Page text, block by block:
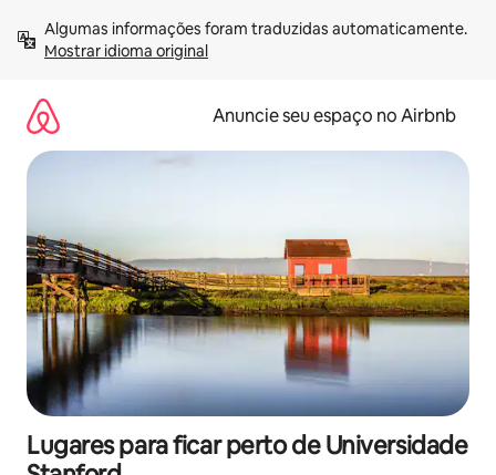
para
Mostrar idioma original
Anuncie seu espaço no Airbnb
Lugares para ficar perto de Universidade